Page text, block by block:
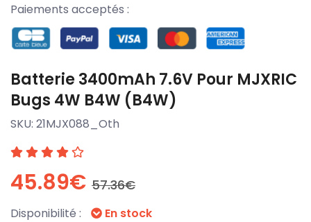
Paiements acceptés :
Batterie 3400mAh 7.6V Pour MJXRIC
Bugs 4W B4W (B4W)
SKU: 21MJX088_Oth
45.89€ 57.36€
Disponibilité : En stock